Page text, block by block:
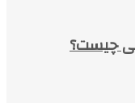
چیست؟